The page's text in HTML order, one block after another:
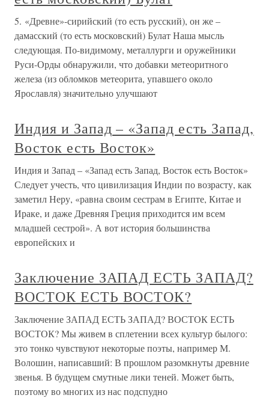
5. «Древне»-сирийский (то есть русский), он же –
дамасский (то есть московский) Булат Наша мысль
следующая. По-видимому, металлурги и оружейники
Руси-Орды обнаружили, что добавки метеоритного
железа (из обломков метеорита, упавшего около
Ярославля) значительно улучшают
Индия и Запад – «Запад есть Запад,
Восток есть Восток»
Индия и Запад – «Запад есть Запад, Восток есть Восток»
Следует учесть, что цивилизация Индии по возрасту, как
заметил Неру, «равна своим сестрам в Египте, Китае и
Ираке, и даже Древняя Греция приходится им всем
младшей сестрой». А вот история большинства
европейских и
Заключение ЗАПАД ЕСТЬ ЗАПАД?
ВОСТОК ЕСТЬ ВОСТОК?
Заключение ЗАПАД ЕСТЬ ЗАПАД? ВОСТОК ЕСТЬ
ВОСТОК? Мы живем в сплетении всех культур былого:
это тонко чувствуют некоторые поэты, например М.
Волошин, написавший: В прошлом разомкнуты древние
звенья. В будущем смутные лики теней. Может быть,
поэтому во многих из нас подспудно